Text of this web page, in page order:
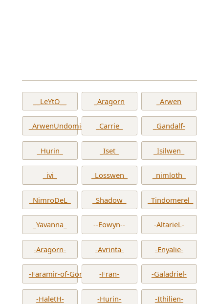
__LeYtO__ _Aragorn _Arwen
_ArwenUndomiel_ _Carrie_ _Gandalf-
_Hurin_ _Iset_ _Isilwen_
_ivi_ _Losswen_ _nimloth_
_NimroDeL_ _Shadow_ _Tindomerel_
_Yavanna_ --Eowyn-- -AltarieL-
-Aragorn- -Avrinta- -Enyalie-
-Faramir-of-Gondor- -Fran- -Galadriel-
-HaletH- -Hurin- -Ithilien-